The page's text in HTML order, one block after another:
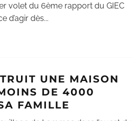
volet du 6ème rapport du GIEC
d’agir dès...
UNE MAISON
DE 4000
FAMILLE